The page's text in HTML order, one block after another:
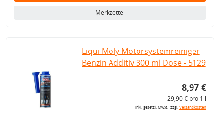
Merkzettel
Liqui Moly Motorsystemreiniger
Benzin Additiv 300 ml Dose - 5129
8,97 €
29,90 € pro 1 l
inkl. gesetzl. MwSt., zzgl.Versandkosten